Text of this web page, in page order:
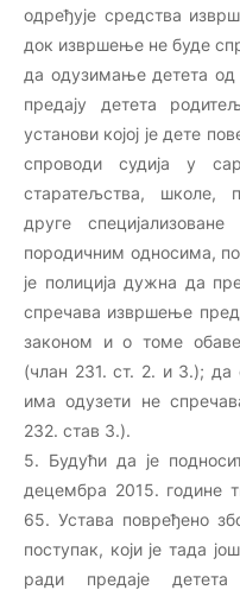
одређује средства
док извршење не буде
да одузимање детета од
предају детета
установи којој је дете
спроводи судија у
старатељства, школе,
друге
породичним односима,
је полиција дужна да
спречава извршење
законом и о томе
(члан 231. ст. 2. и 3.); да
има одузети не
232. став 3.).
5. Будући да је
децембра 2015. године
65. Устава повређено
поступак, који је тада
ради предаје